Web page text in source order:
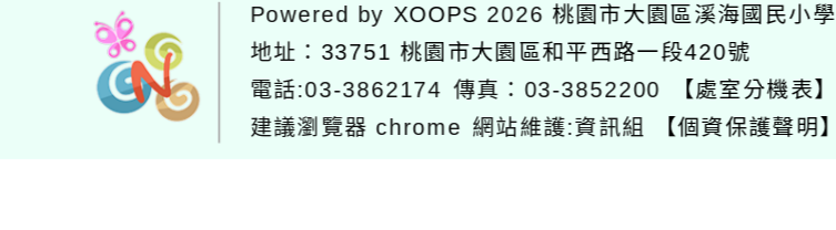
Powered by XOOPS 2026桃園市大園區溪海國民小學
地址： 33751 桃園市大園區和平西路一段420號
電話:03-3862174 傳真：03-3852200
【處室分機表】
建議瀏覽器 chrome 網站維護:資訊組 【個資保護聲明】